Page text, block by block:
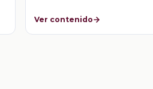
Ver contenido